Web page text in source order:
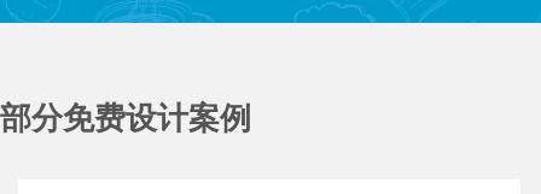
部分免费设计案例